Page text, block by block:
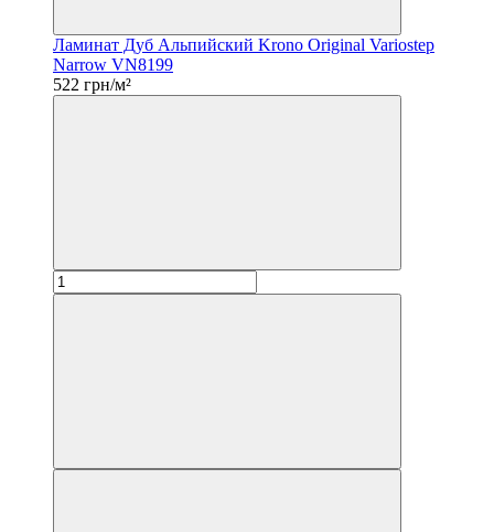
Ламинат Дуб Альпийский Krono Original Variostep
Narrow VN8199
522 грн/м²